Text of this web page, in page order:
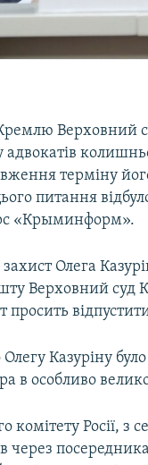
Верховний
адвокатів
терміну
питання
«Крыминформ».
Олега
Верховний суд
просить
Казуріну
в особливо
комітету Росії, з